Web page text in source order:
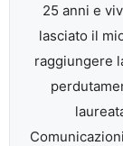
25 anni e
lasciato il
raggiungere